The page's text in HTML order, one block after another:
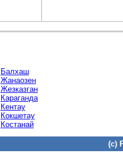
Балхаш
Жанаозен
Жезказган
Караганда
Кентау
Кокшетау
Костанай
(c)